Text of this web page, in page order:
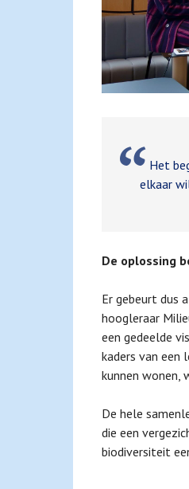
Het
elkaar
De oplossing
Er gebeurt dus
hoogleraar
een gedeelde
kaders van een
kunnen wonen,
De hele
die een
biodiversiteit